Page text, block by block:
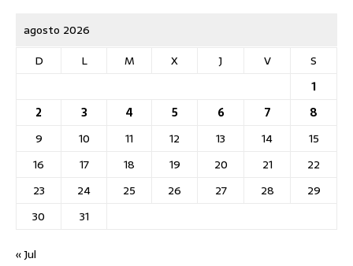
agosto 2026
D
L M X J V
S
1
2
3 4 5 6 7
8
9
10 11 12 13 14
15
16
17 18 19 20 21
22
23
24 25 26 27 28
29
30
31
« Jul